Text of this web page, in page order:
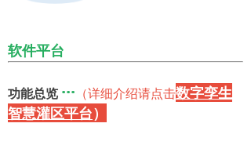
软件平台
功能总览 ··· （详细介绍请点击数字孪生
智慧灌区平台）